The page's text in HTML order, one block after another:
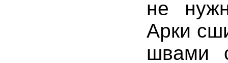
не
Арки
швами